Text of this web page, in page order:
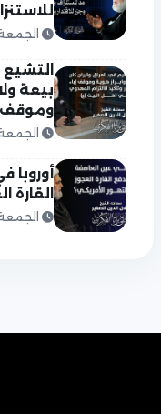
الجمعة 07 آب
بيعة
وموقف
الجمعة 07 آب
القارة
الجمعة 07 آب